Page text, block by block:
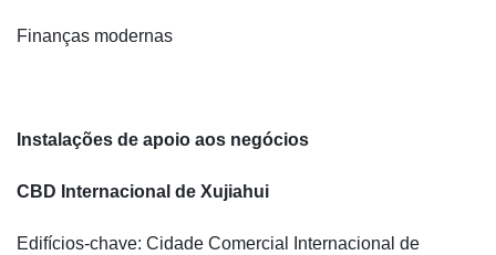
Finanças modernas
Instalações de apoio aos negócios
CBD Internacional de Xujiahui
Edifícios-chave: Cidade Comercial Internacional de